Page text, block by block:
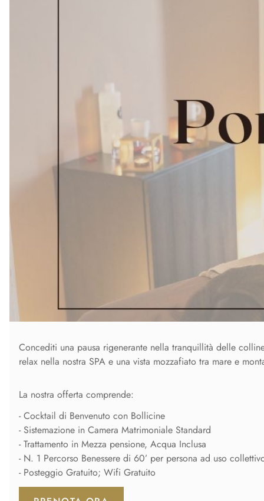
Concediti una pausa rigenerante nella tranquillità delle
relax nella nostra SPA e una vista mozzafiato tra mare e
La nostra offerta comprende:
- Cocktail di Benvenuto con Bollicine
- Sistemazione in Camera Matrimoniale Standard
- Trattamento in Mezza pensione, Acqua Inclusa
- N. 1 Percorso Benessere di 60’ per persona ad uso
- Posteggio Gratuito; Wifi Gratuito